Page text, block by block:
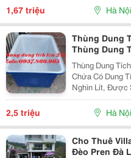
1,67 triệu Hà Nội
Thùng Dung
Thùng Dung
Thùng Dung
Chứa Có Dung
Nghìn Lít, Được
Nhau. Ứng
2,5 triệu Hà Nội
Cho Thuê
Đèo Pren Đà